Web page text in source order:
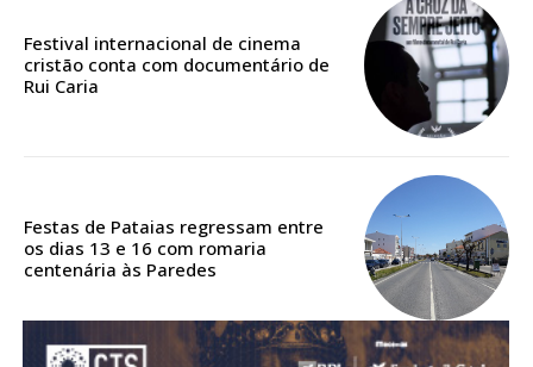
16€
Festival internacional de cinema
cristão conta com documentário de
Rui Caria
Festas de Pataias regressam entre
os dias 13 e 16 com romaria
centenária às Paredes